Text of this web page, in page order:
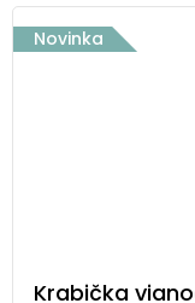
Novinka
Krabička